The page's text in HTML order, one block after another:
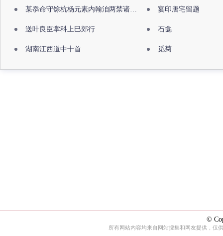
某忝命守馀杭杨元素内翰洎两禁诸公出祖佛寺 宴印唐宅留题
送叶良臣掌科上巳郊行 石龛
湖南江西道中十首 觅菊
©
所有网站内容均来自网站搜集和网友提供，仅